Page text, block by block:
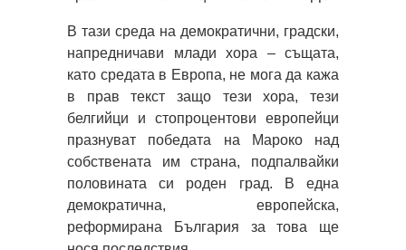
В тази среда на демократични, градски,
напредничави млади хора – същата,
като средата в Европа, не мога да кажа
в прав текст защо тези хора, тези
белгийци и стопроцентови европейци
празнуват победата на Мароко над
собствената им страна, подпалвайки
половината си роден град. В една
демократична, европейска,
реформирана България за това ще